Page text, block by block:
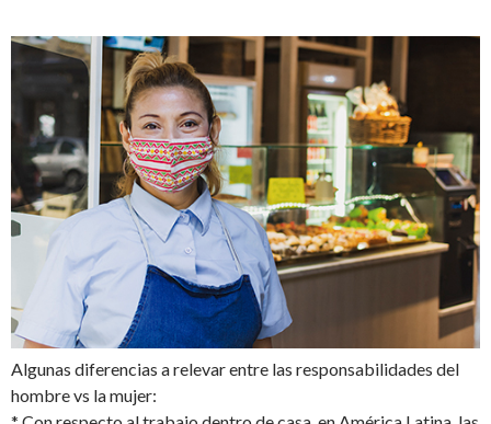
Algunas diferencias a relevar entre las responsabilidades del
hombre vs la mujer: